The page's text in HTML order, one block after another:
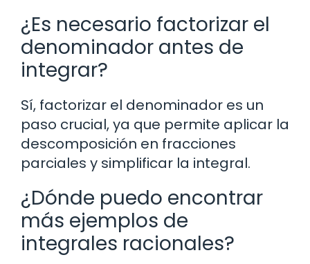
¿Es necesario factorizar el
denominador antes de
integrar?
Sí, factorizar el denominador es un
paso crucial, ya que permite aplicar la
descomposición en fracciones
parciales y simplificar la integral.
¿Dónde puedo encontrar
más ejemplos de
integrales racionales?